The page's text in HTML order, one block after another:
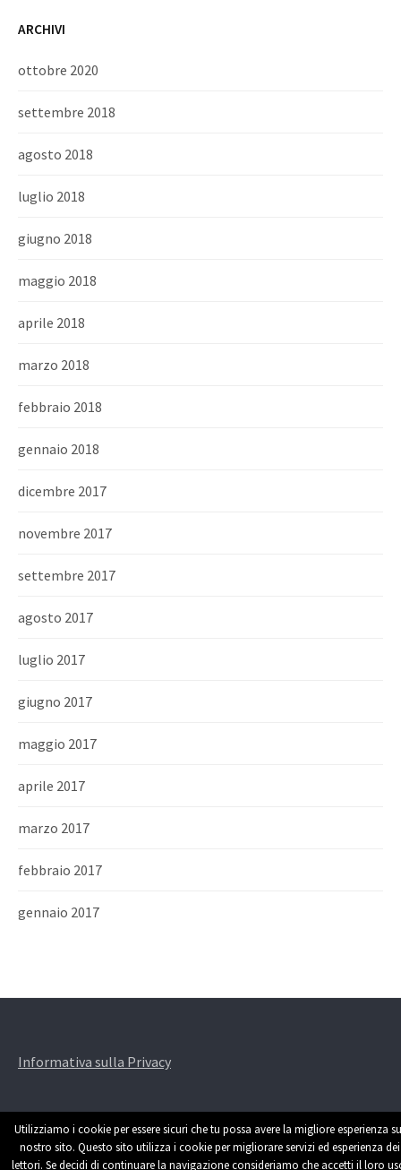
ARCHIVI
ottobre 2020
settembre 2018
agosto 2018
luglio 2018
giugno 2018
maggio 2018
aprile 2018
marzo 2018
febbraio 2018
gennaio 2018
dicembre 2017
novembre 2017
settembre 2017
agosto 2017
luglio 2017
giugno 2017
maggio 2017
aprile 2017
marzo 2017
febbraio 2017
gennaio 2017
Informativa sulla Privacy
Utilizziamo i cookie per essere sicuri che tu possa avere la migliore esperienza
nostro sito. Questo sito utilizza i cookie per migliorare servizi ed esperienza dei
lettori. Se decidi di continuare la navigazione consideriamo che accetti il loro